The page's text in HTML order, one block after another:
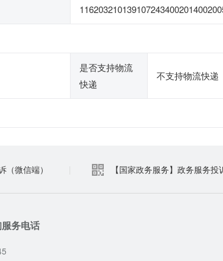
是否支持物流
快递
不支持物流快递
（微信端） 【国家政务服务】政务服务投
务电话